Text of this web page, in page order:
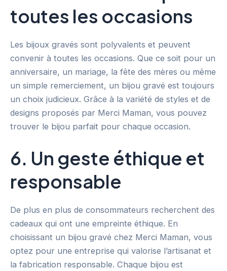
toutes les occasions
Les bijoux gravés sont polyvalents et peuvent
convenir à toutes les occasions. Que ce soit pour un
anniversaire, un mariage, la fête des mères ou même
un simple remerciement, un bijou gravé est toujours
un choix judicieux. Grâce à la variété de styles et de
designs proposés par Merci Maman, vous pouvez
trouver le bijou parfait pour chaque occasion.
6. Un geste éthique et
responsable
De plus en plus de consommateurs recherchent des
cadeaux qui ont une empreinte éthique. En
choisissant un bijou gravé chez Merci Maman, vous
optez pour une entreprise qui valorise l’artisanat et
la fabrication responsable. Chaque bijou est